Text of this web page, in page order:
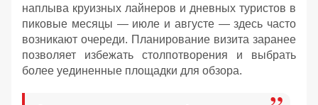
наплыва круизных лайнеров и дневных туристов в
пиковые месяцы — июле и августе — здесь часто
возникают очереди. Планирование визита заранее
позволяет избежать столпотворения и выбрать
более уединенные площадки для обзора.